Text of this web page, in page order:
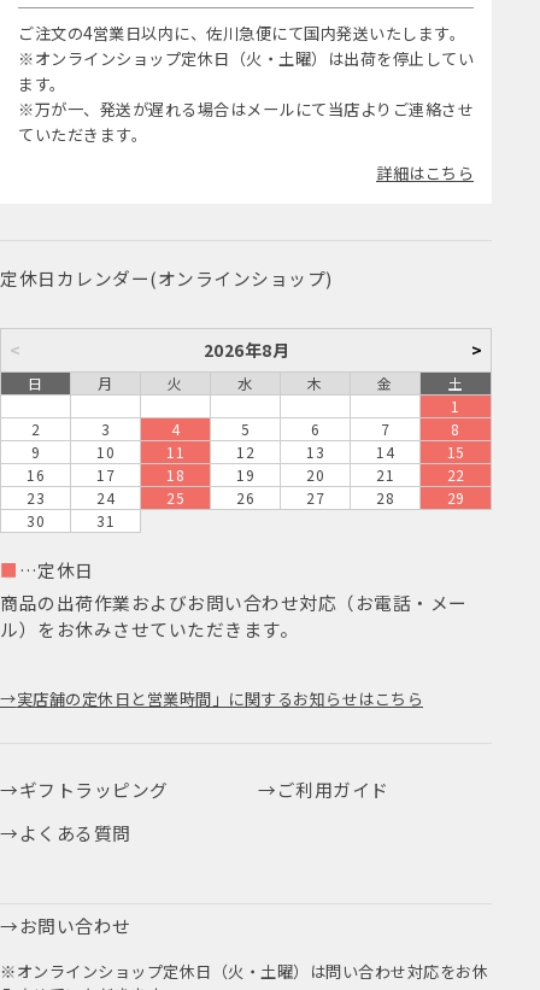
ご注文の4営業日以内に、佐川急便にて国内発送いたします。
※オンラインショップ定休日（火・土曜）は出荷を停止してい
ます。
※万が一、発送が遅れる場合はメールにて当店よりご連絡させ
ていただきます。
詳細はこちら
定休日カレンダー(オンラインショップ)
< 2026年8月 >
日 月 火 水 木 金
土
1
2
3 4 5 6 7
8
9
10 11 12 13 14
15
16
17 18 19 20 21
22
23
24 25 26 27 28
29
30
31
■ …定休日
商品の出荷作業およびお問い合わせ対応（お電話・メー
ル）をお休みさせていただきます。
実店舗の定休日と営業時間」に関するお知らせはこちら
ギフトラッピング
ご利用ガイド
よくある質問
お問い合わせ
※オンラインショップ定休日（火・土曜）は問い合わせ対応をお休